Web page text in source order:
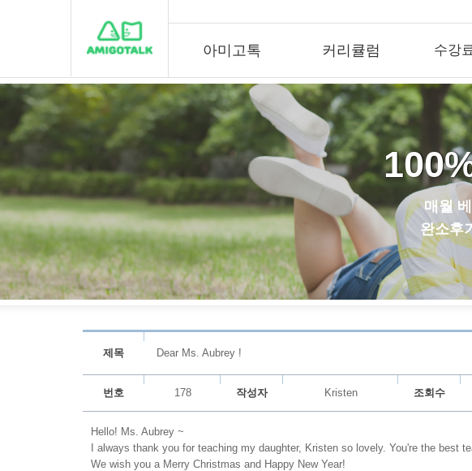
아미고톡 커리큘럼 수강
매월
완소후
제목 Dear Ms. Aubrey !
번호 178 작성자 Kristen 조회수
Hello! Ms. Aubrey ~
I always thank you for teaching my daughter, Kristen so lovely. You're the best
We wish you a Merry Christmas and Happy New Year!